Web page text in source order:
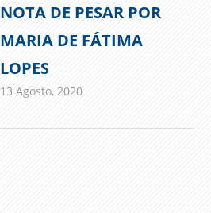
NOTA DE PESAR POR
MARIA DE FÁTIMA
LOPES
13 Agosto, 2020